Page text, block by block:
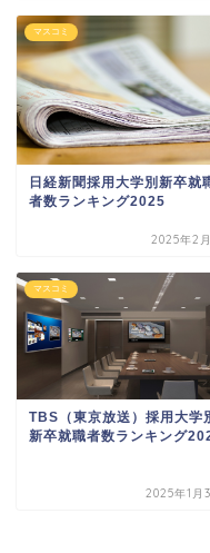
マスコミ
日経新聞採用大学別新卒就
者数ランキング2025
2025年2
マスコミ
TBS（東京放送）採用大学
新卒就職者数ランキング
2025年1月